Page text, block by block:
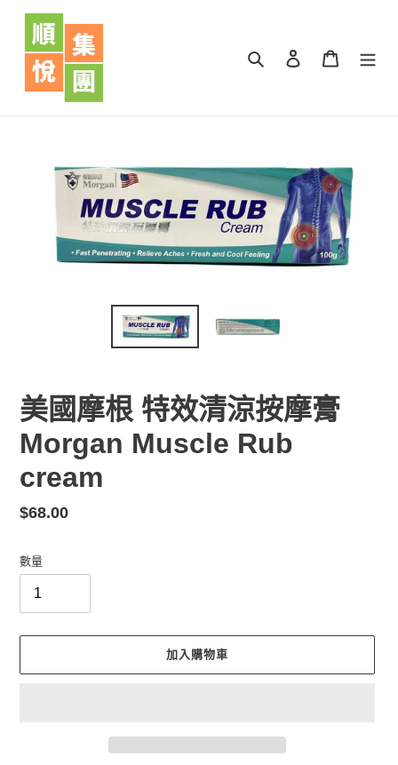
搜尋 登入 購物車
美國摩根 特效清涼按摩膏
Morgan Muscle Rub
cream
定
$68.00
數量
加入購物車